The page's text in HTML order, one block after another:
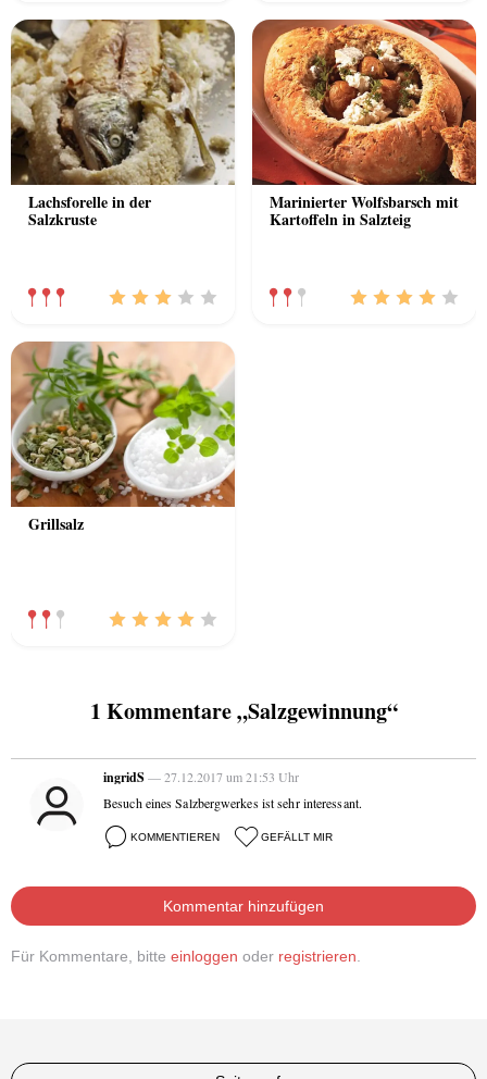
Lachsforelle in der
Salzkruste
Marinierter Wolfsbarsch mit
Kartoffeln in Salzteig
Grillsalz
1 Kommentare „Salzgewinnung“
ingridS— 27.12.2017 um 21:53 Uhr
Besuch eines Salzbergwerkes ist sehr interessant.
KOMMENTIEREN GEFÄLLT MIR
Kommentar hinzufügen
Für Kommentare, bitte einloggen oder registrieren